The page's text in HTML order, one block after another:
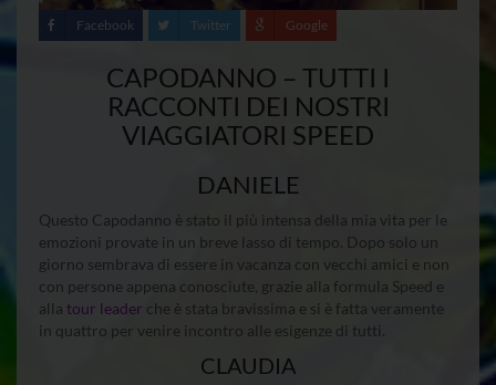
Facebook Twitter Google
CAPODANNO – TUTTI I
RACCONTI DEI NOSTRI
VIAGGIATORI SPEED
DANIELE
Questo Capodanno è stato il più intensa della mia vita per le
emozioni provate in un breve lasso di tempo. Dopo solo un
giorno sembrava di essere in vacanza con vecchi amici e non
con persone appena conosciute, grazie alla formula Speed e
alla tour leader che è stata bravissima e si è fatta veramente
in quattro per venire incontro alle esigenze di tutti.
CLAUDIA